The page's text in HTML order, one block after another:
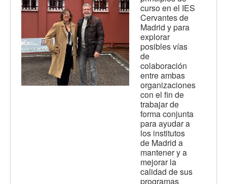
curso en el IES
Cervantes de
Madrid y para
explorar
posibles vías
de
colaboración
entre ambas
organizaciones
con el fin de
trabajar de
forma conjunta
para ayudar a
los institutos
de Madrid a
mantener y a
mejorar la
calidad de sus
programas